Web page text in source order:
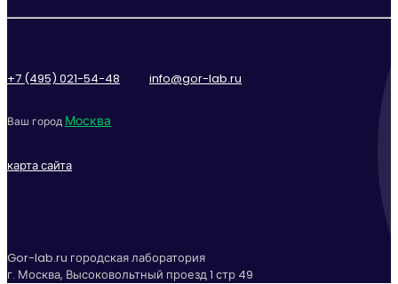
+7 (495) 021-54-48 info@gor-lab.ru
Ваш город Москва
карта сайта
Gor-lab.ru городская лаборатория
г. Москва, Высоковольтный проезд 1 стр 49